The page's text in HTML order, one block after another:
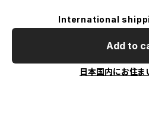
International
Add to
日本国内にお住ま